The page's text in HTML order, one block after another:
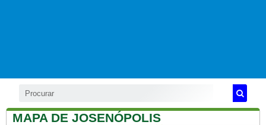
MAPA DE JOSENÓPOLIS